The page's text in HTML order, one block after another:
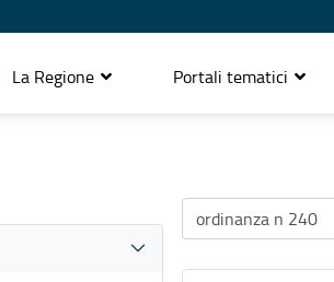
La Regione Portali tematici